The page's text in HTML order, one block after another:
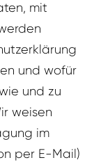
mit
und wofür
und zu
weisen
im
per E-Mail)